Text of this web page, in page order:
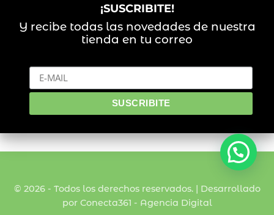
¡SUSCRIBITE!
Y recibe todas las novedades de nuestra
tienda en tu correo
© 2026 - Todos los derechos reservados. | Desarrollado
por Conecta361 - Agencia Digital